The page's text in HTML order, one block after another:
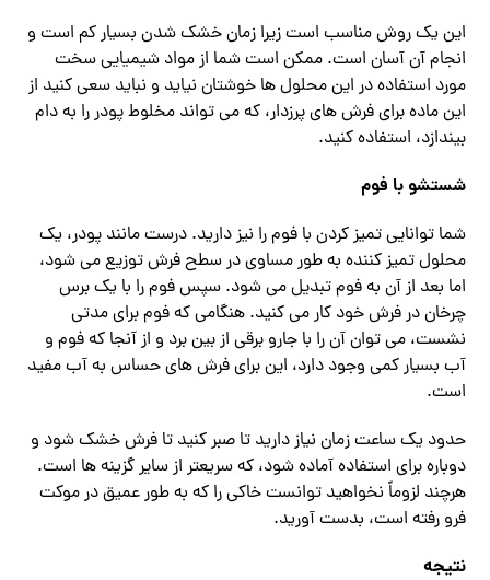
این یک روش مناسب است زیرا زمان خشک شدن بسیار کم است و
انجام آن آسان است. ممکن است شما از مواد شیمیایی سخت
مورد استفاده در این محلول ها خوشتان نیاید و نباید سعی کنید از
این ماده برای فرش های پرزدار، که می تواند مخلوط پودر را به دام
بیندازد، استفاده کنید.
شستشو با فوم
شما توانایی تمیز کردن با فوم را نیز دارید. درست مانند پودر، یک
محلول تمیز کننده به طور مساوی در سطح فرش توزیع می شود،
اما بعد از آن به فوم تبدیل می شود. سپس فوم را با یک برس
چرخان در فرش خود کار می کنید. هنگامی که فوم برای مدتی
نشست، می توان آن را با جارو برقی از بین برد و از آنجا که فوم و
آب بسیار کمی وجود دارد، این برای فرش های حساس به آب مفید
است.
حدود یک ساعت زمان نیاز دارید تا صبر کنید تا فرش خشک شود و
دوباره برای استفاده آماده شود، که سریعتر از سایر گزینه ها است.
هرچند لزوماً نخواهید توانست خاکی را که به طور عمیق در موکت
فرو رفته است، بدست آورید.
نتیجه